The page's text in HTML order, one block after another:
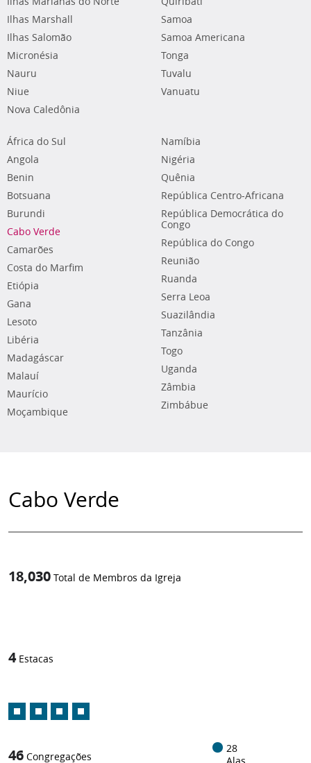
Ilhas Marshall
Ilhas Salomão
Micronésia
Nauru
Niue
Nova Caledônia
Samoa
Samoa Americana
Tonga
Tuvalu
Vanuatu
África do Sul
Angola
Benin
Botsuana
Burundi
Cabo Verde
Camarões
Costa do Marfim
Etiópia
Gana
Lesoto
Libéria
Madagáscar
Malauí
Maurício
Moçambique
Namíbia
Nigéria
Quênia
República Centro-Africana
República Democrática do
Congo
República do Congo
Reunião
Ruanda
Serra Leoa
Suazilândia
Tanzânia
Togo
Uganda
Zâmbia
Zimbábue
Cabo Verde
18,030 Total de Membros da Igreja
4 Estacas
46 Congregações
28